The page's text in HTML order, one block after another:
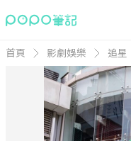
首頁 影劇娛樂 追星